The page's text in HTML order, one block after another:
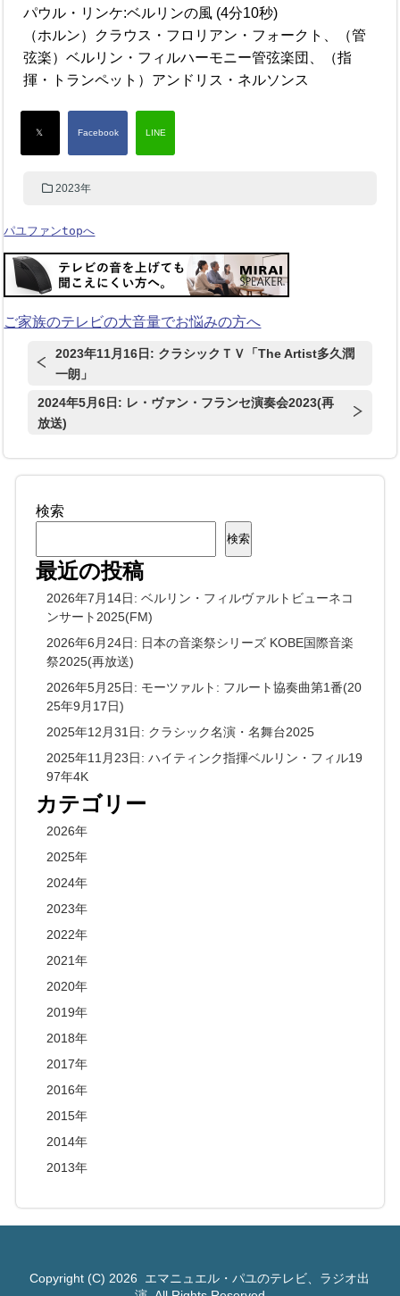
パウル・リンケ:ベルリンの風 (4分10秒)
（ホルン）クラウス・フロリアン・フォークト、（管
弦楽）ベルリン・フィルハーモニー管弦楽団、（指
揮・トランペット）アンドリス・ネルソンス
2023年
パユファンtopへ
ご家族のテレビの大音量でお悩みの方へ
2023年11月16日: クラシックＴＶ「The Artist多久潤
一朗」
2024年5月6日: レ・ヴァン・フランセ演奏会2023(再
放送)
検索
検索
最近の投稿
2026年7月14日: ベルリン・フィルヴァルトビューネコ
ンサート2025(FM)
2026年6月24日: 日本の音楽祭シリーズ KOBE国際音楽
祭2025(再放送)
2026年5月25日: モーツァルト: フルート協奏曲第1番(20
25年9月17日)
2025年12月31日: クラシック名演・名舞台2025
2025年11月23日: ハイティンク指揮ベルリン・フィル19
97年4K
カテゴリー
2026年
2025年
2024年
2023年
2022年
2021年
2020年
2019年
2018年
2017年
2016年
2015年
2014年
2013年
Copyright (C) 2026 エマニュエル・パユのテレビ、ラジオ出